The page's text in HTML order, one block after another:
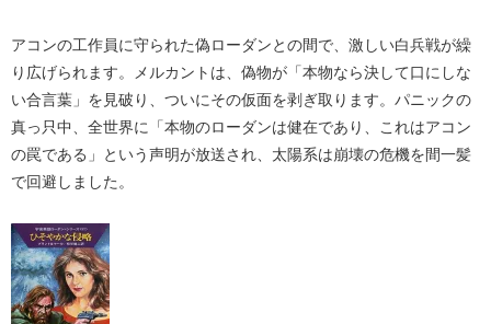
アコンの工作員に守られた偽ローダンとの間で、激しい白兵戦が繰
り広げられます。メルカントは、偽物が「本物なら決して口にしな
い合言葉」を見破り、ついにその仮面を剥ぎ取ります。パニックの
真っ只中、全世界に「本物のローダンは健在であり、これはアコン
の罠である」という声明が放送され、太陽系は崩壊の危機を間一髪
で回避しました。